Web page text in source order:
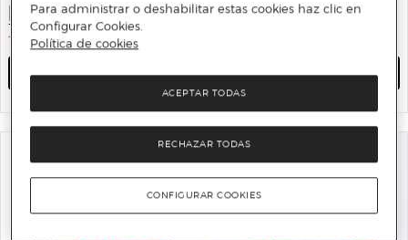
11 € 37,25 € 70%
AÑADIR
Hecho en España
AÑADIR
Para administrar o deshabilitar estas cookies haz clic en
Configurar Cookies.
Política de cookies
RECHAZAR TODAS
ACEPTAR TODAS
CONFIGURAR COOKIES